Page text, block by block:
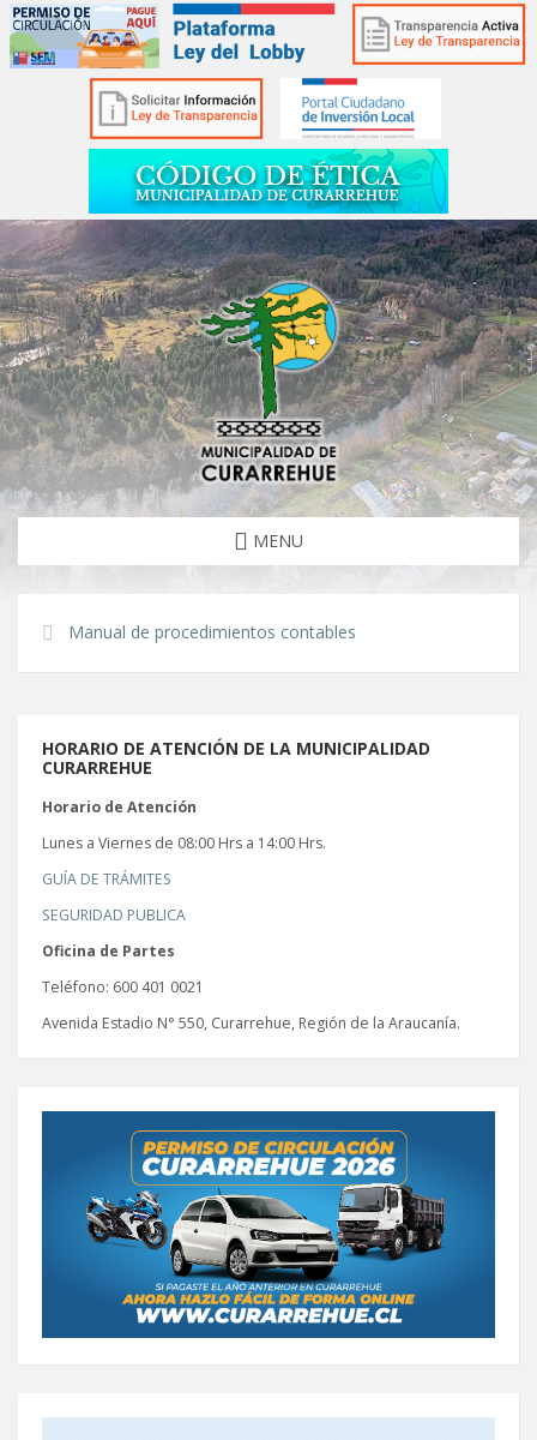
MENU
Manual de procedimientos contables
HORARIO DE ATENCIÓN DE LA MUNICIPALIDAD
CURARREHUE
Horario de Atención
Lunes a Viernes de 08:00 Hrs a 14:00 Hrs.
GUÍA DE TRÁMITES
SEGURIDAD PUBLICA
Oficina de Partes
Teléfono: 600 401 0021
Avenida Estadio N° 550, Curarrehue, Región de la Araucanía.